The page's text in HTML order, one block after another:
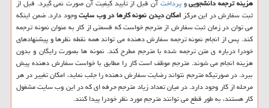
هزینه ترجمه دانشجوییوپرداختآن قبل از تأیید کیفیت آن صورت نمی گیرد. قبل از
ثبت سفارش در این مرکزامکان دیدن نمونه کارها در وب سایتوجود دارد. ضمن اینکه
می توان در زمان ثبت سفارش از مترجم خواست که قسمتی از کار به عنوان نمونه ترجمه
کند. پس از انجام نمونه ترجمه سفارش دهنده می تواند همه نقطه نظرها و پیشنهادهای
خودرا درباره ی متن ترجمه شده با مترجم مطرح کند. نمونه ها بصورت رایگان و بدون
هزینه انجام می شوند. مترجم موظف است کار را مطابق با خواست سفارش دهنده پیش
ببرد. در صورتیکه مترجم نتواند رضایت سفارش دهنده را جلب نماید، امکان تغییر در هر
مرحله از کار وجود دارد. در میان تعداد زیاد مترجم حرفه ای که در این وب سایت مشغول
کار هستند، به طور قطع می توانند مترجم مورد نظر خودرا پیدا کنند.